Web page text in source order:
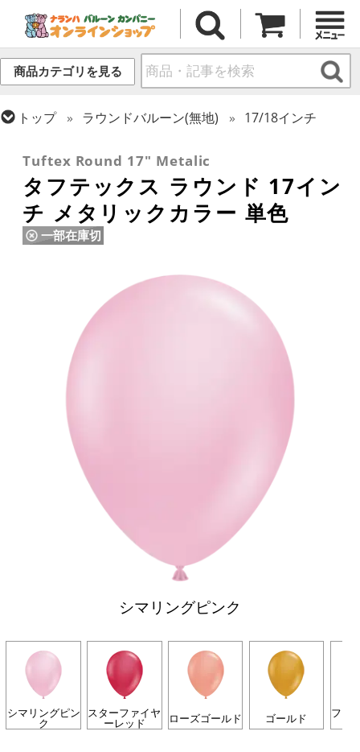
商品カテゴリを見る
トップ ラウンドバルーン(無地)
17/18インチ
Tuftex Round 17" Metalic
タフテックス ラウンド 17イン
チ メタリックカラー 単色
一部在庫切
シマリングピンク
シマリングピン
ク
スターファイヤ
ーレッド ローズゴールド ゴールド フォ